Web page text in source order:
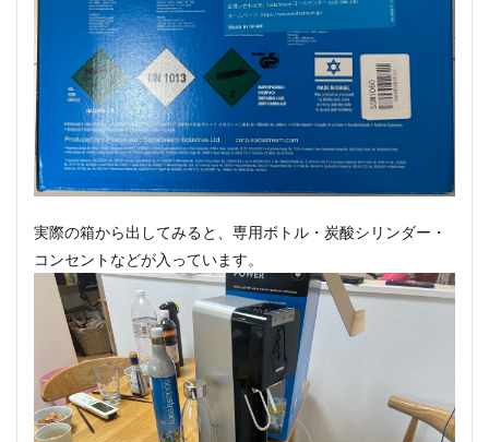
実際の箱から出してみると、専用ボトル・炭酸シリンダー・
コンセントなどが入っています。